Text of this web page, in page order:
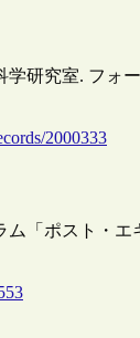
研究室. フォ
2000333
「ポスト・